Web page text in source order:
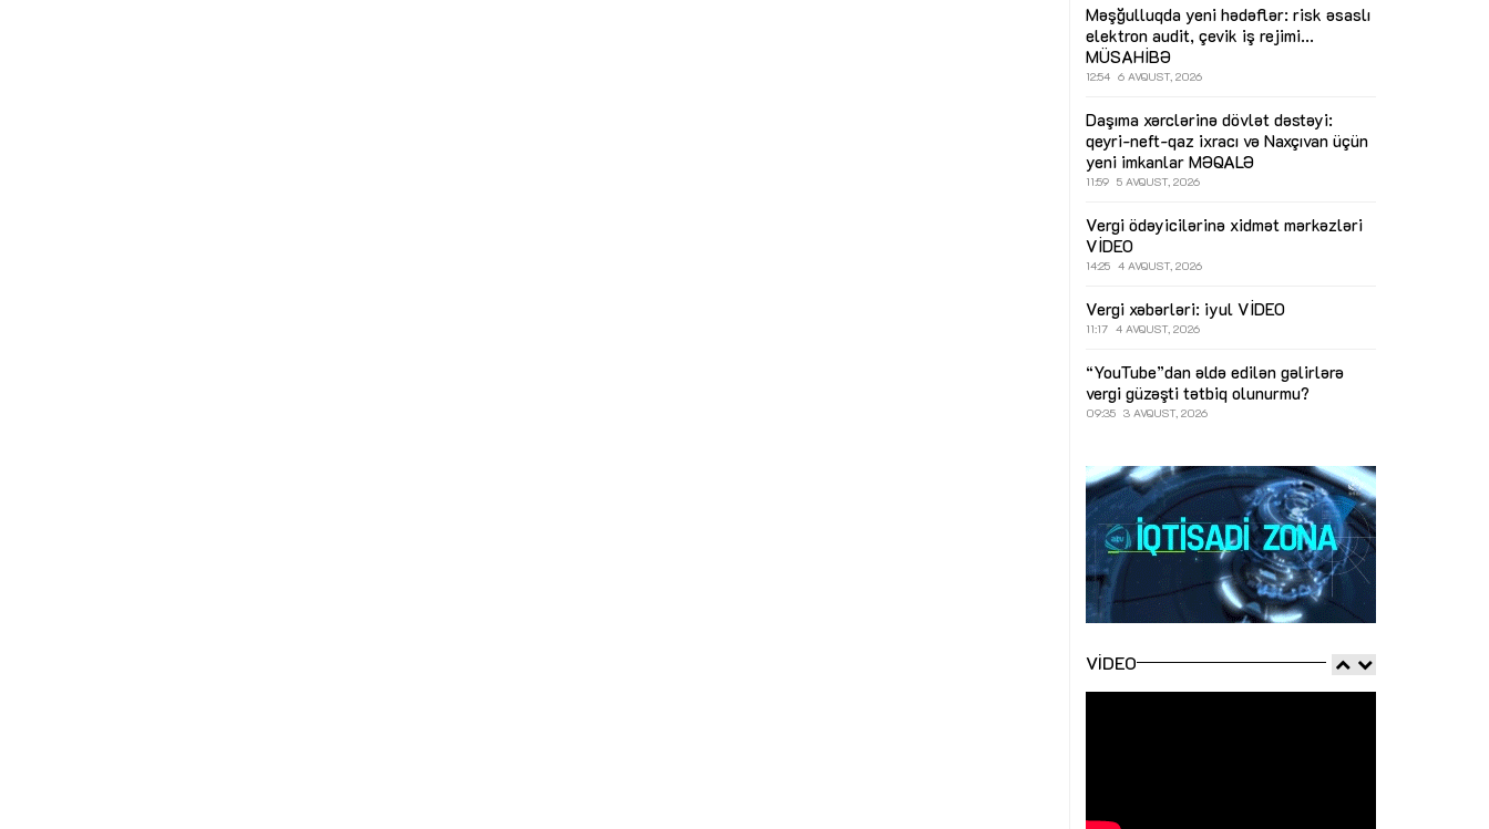
Məşğulluqda yeni hədəflər: risk əsaslı
elektron audit, çevik iş rejimi...
MÜSAHİBƏ
12:54 6 AVQUST, 2026
Daşıma xərclərinə dövlət dəstəyi:
qeyri-neft-qaz ixracı və Naxçıvan üçün
yeni imkanlar MƏQALƏ
11:59 5 AVQUST, 2026
Vergi ödəyicilərinə xidmət mərkəzləri
VİDEO
14:25 4 AVQUST, 2026
Vergi xəbərləri: iyul VİDEO
11:17 4 AVQUST, 2026
“YouTube”dan əldə edilən gəlirlərə
vergi güzəşti tətbiq olunurmu?
09:35 3 AVQUST, 2026
VIDEO